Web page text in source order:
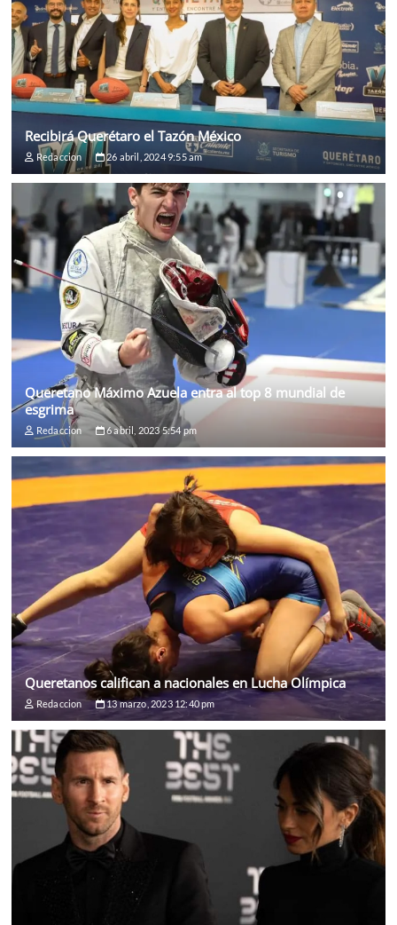
Recibirá Querétaro el Tazón México
Redaccion 26 abril, 2024 9:55 am
Queretano Máximo Azuela entra al top 8 mundial de
esgrima
Redaccion 6 abril, 2023 5:54 pm
Queretanos califican a nacionales en Lucha Olímpica
Redaccion 13 marzo, 2023 12:40 pm